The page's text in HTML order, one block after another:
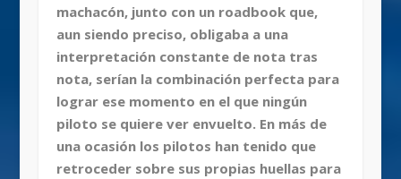
machacón, junto con un roadbook que,
aun siendo preciso, obligaba a una
interpretación constante de nota tras
nota, serían la combinación perfecta para
lograr ese momento en el que ningún
piloto se quiere ver envuelto. En más de
una ocasión los pilotos han tenido que
retroceder sobre sus propias huellas para